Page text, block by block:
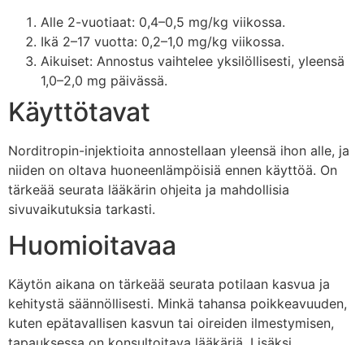
Alle 2-vuotiaat: 0,4–0,5 mg/kg viikossa.
Ikä 2–17 vuotta: 0,2–1,0 mg/kg viikossa.
Aikuiset: Annostus vaihtelee yksilöllisesti, yleensä
1,0–2,0 mg päivässä.
Käyttötavat
Norditropin-injektioita annostellaan yleensä ihon alle, ja
niiden on oltava huoneenlämpöisiä ennen käyttöä. On
tärkeää seurata lääkärin ohjeita ja mahdollisia
sivuvaikutuksia tarkasti.
Huomioitavaa
Käytön aikana on tärkeää seurata potilaan kasvua ja
kehitystä säännöllisesti. Minkä tahansa poikkeavuuden,
kuten epätavallisen kasvun tai oireiden ilmestymisen,